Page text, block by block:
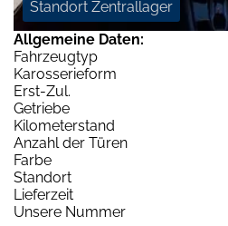
Standort Zentrallager
Allgemeine Daten:
Fahrzeugtyp
Karosserieform
Erst-Zul.
Getriebe
Kilometerstand
Anzahl der Türen
Farbe
Standort
Lieferzeit
Unsere Nummer